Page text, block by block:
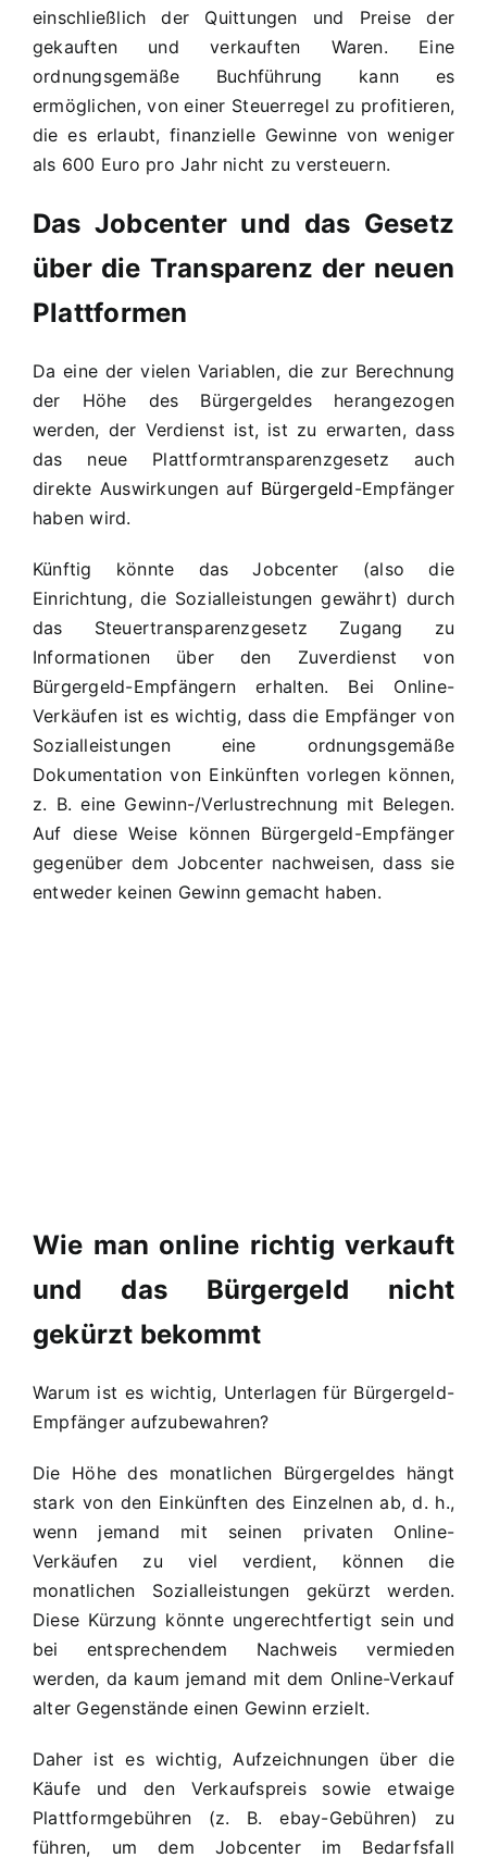
einschließlich der Quittungen und Preise der
gekauften und verkauften Waren. Eine
ordnungsgemäße Buchführung kann es
ermöglichen, von einer Steuerregel zu profitieren,
die es erlaubt, finanzielle Gewinne von weniger
als 600 Euro pro Jahr nicht zu versteuern.
Das Jobcenter und das Gesetz
über die Transparenz der neuen
Plattformen
Da eine der vielen Variablen, die zur Berechnung
der Höhe des Bürgergeldes herangezogen
werden, der Verdienst ist, ist zu erwarten, dass
das neue Plattformtransparenzgesetz auch
direkte Auswirkungen auf Bürgergeld-Empfänger
haben wird.
Künftig könnte das Jobcenter (also die
Einrichtung, die Sozialleistungen gewährt) durch
das Steuertransparenzgesetz Zugang zu
Informationen über den Zuverdienst von
Bürgergeld-Empfängern erhalten. Bei Online-
Verkäufen ist es wichtig, dass die Empfänger von
Sozialleistungen eine ordnungsgemäße
Dokumentation von Einkünften vorlegen können,
z. B. eine Gewinn-/Verlustrechnung mit Belegen.
Auf diese Weise können Bürgergeld-Empfänger
gegenüber dem Jobcenter nachweisen, dass sie
entweder keinen Gewinn gemacht haben.
Wie man online richtig verkauft
und das Bürgergeld nicht
gekürzt bekommt
Warum ist es wichtig, Unterlagen für Bürgergeld-
Empfänger aufzubewahren?
Die Höhe des monatlichen Bürgergeldes hängt
stark von den Einkünften des Einzelnen ab, d. h.,
wenn jemand mit seinen privaten Online-
Verkäufen zu viel verdient, können die
monatlichen Sozialleistungen gekürzt werden.
Diese Kürzung könnte ungerechtfertigt sein und
bei entsprechendem Nachweis vermieden
werden, da kaum jemand mit dem Online-Verkauf
alter Gegenstände einen Gewinn erzielt.
Daher ist es wichtig, Aufzeichnungen über die
Käufe und den Verkaufspreis sowie etwaige
Plattformgebühren (z. B. ebay-Gebühren) zu
führen, um dem Jobcenter im Bedarfsfall